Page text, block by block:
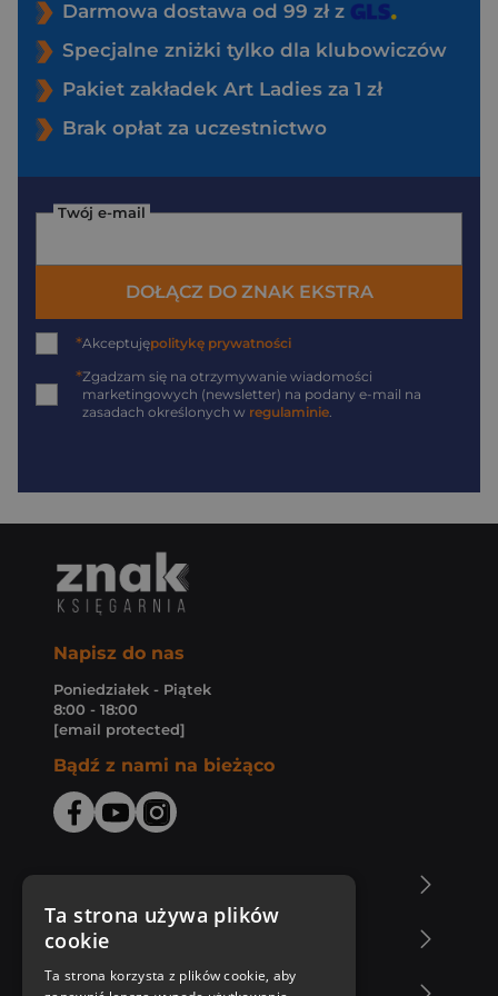
Darmowa dostawa od 99 zł z
Specjalne zniżki tylko dla klubowiczów
Pakiet zakładek Art Ladies za 1 zł
Brak opłat za uczestnictwo
Twój e-mail
DOŁĄCZ DO ZNAK EKSTRA
*Akceptujępolitykę prywatności
*Zgadzam się na otrzymywanie wiadomości
marketingowych (newsletter) na podany e-mail na
zasadach określonych w regulaminie
Napisz do nas
Poniedziałek - Piątek
8:00 - 18:00
[email protected]
Bądź z nami na bieżąco
Zakupy u nas
Ta strona używa plików
cookie
Ta strona korzysta z plików cookie, aby